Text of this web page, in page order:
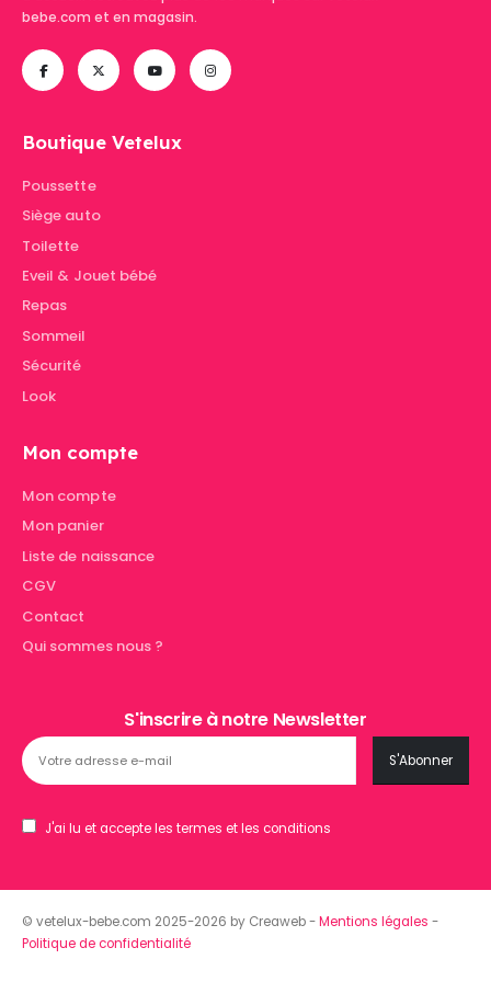
bebe.com et en magasin.
Boutique Vetelux
Poussette
Siège auto
Toilette
Eveil & Jouet bébé
Repas
Sommeil
Sécurité
Look
Mon compte
Mon compte
Mon panier
Liste de naissance
CGV
Contact
Qui sommes nous ?
S'inscrire à notre Newsletter
J'ai lu et accepte les termes et les conditions
© vetelux-bebe.com 2025-2026 by Creaweb -Mentions légales -
Politique de confidentialité